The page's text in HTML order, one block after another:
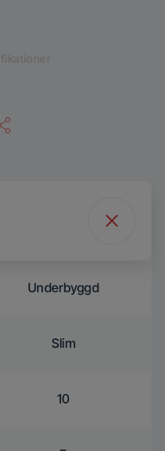
Underbyggd
Slim
10